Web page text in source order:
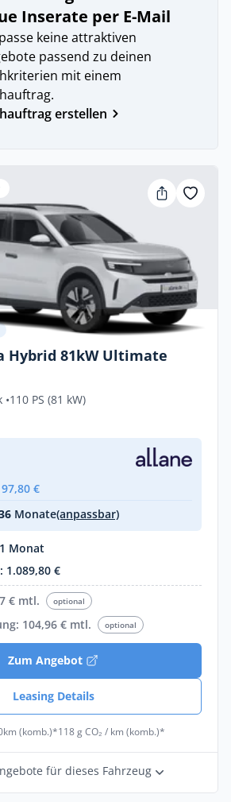
Inserate per E-Mail
keine attraktiven
passend zu deinen
mit einem
erstellen
Hybrid 81kW Ultimate
110 PS (81 kW)
€
Monate(anpassbar)
Monat
1.089,80 €
€ mtl.
optional
104,96 € mtl. optional
Zum Angebot
Leasing Details
(komb.)*118 g CO₂ / km (komb.)*
für dieses Fahrzeug